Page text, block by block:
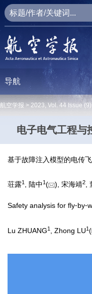
导航
航空学报 > 2023, Vol. 44 Issue (9)
电子电气工程与
基于故障注入模型的电传
荘露1 , 陆中1( ), 宋海靖2,
Safety analysis for
Lu ZHUANG1 , Zhong LU1(